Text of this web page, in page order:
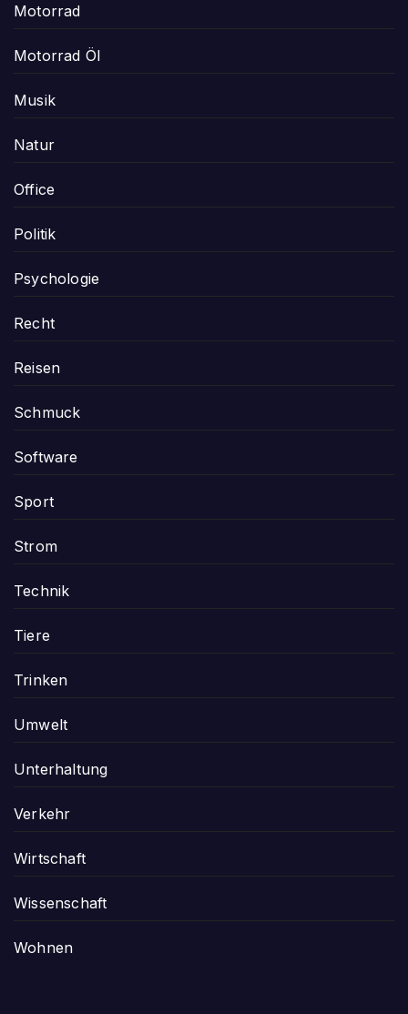
Motorrad
Motorrad Öl
Musik
Natur
Office
Politik
Psychologie
Recht
Reisen
Schmuck
Software
Sport
Strom
Technik
Tiere
Trinken
Umwelt
Unterhaltung
Verkehr
Wirtschaft
Wissenschaft
Wohnen